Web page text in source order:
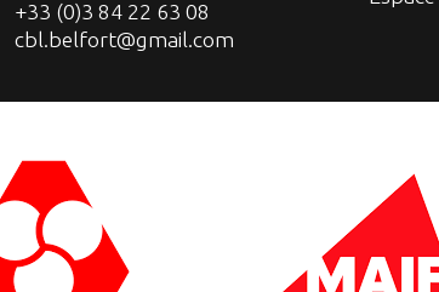
+33 (0)3 84 22 63 08
cbl.belfort@gmail.com